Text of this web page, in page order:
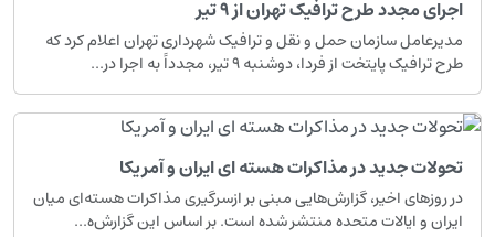
اجرای مجدد طرح ترافیک تهران از ۹ تیر
مدیرعامل سازمان حمل و نقل و ترافیک شهرداری تهران اعلام کرد که
طرح ترافیک پایتخت از فردا، دوشنبه ۹ تیر، مجدداً به اجرا در...
تحولات جدید در مذاکرات هسته ای ایران و آمریکا
در روزهای اخیر، گزارش‌هایی مبنی بر ازسرگیری مذاکرات هسته‌ای میان
ایران و ایالات متحده منتشر شده است. بر اساس این گزارش‌ه...